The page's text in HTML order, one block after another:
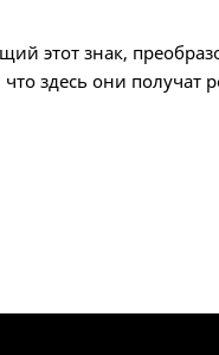
этот знак,
здесь они получат